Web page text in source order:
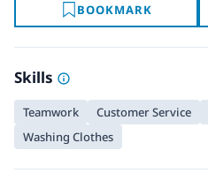
BOOKMARK
Skills
Teamwork Customer Service
Washing Clothes